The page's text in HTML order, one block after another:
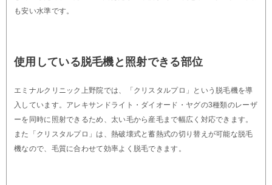
も安い水準です。
使用している脱毛機と照射できる部位
エミナルクリニック上野院では、「クリスタルプロ」という脱毛機を導
入しています。アレキサンドライト・ダイオード・ヤグの3種類のレーザ
ーを同時に照射できるため、太い毛から産毛まで幅広く対応できます。
また「クリスタルプロ」は、熱破壊式と蓄熱式の切り替えが可能な脱毛
機なので、毛質に合わせて効率よく脱毛できます。